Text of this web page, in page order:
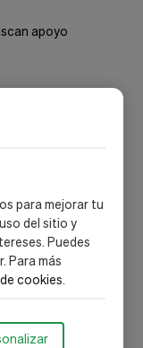
para mejorar tu
del sitio y
Puedes
Para más
cookies.
apoyo